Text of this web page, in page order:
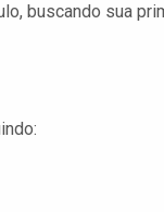
buscando sua